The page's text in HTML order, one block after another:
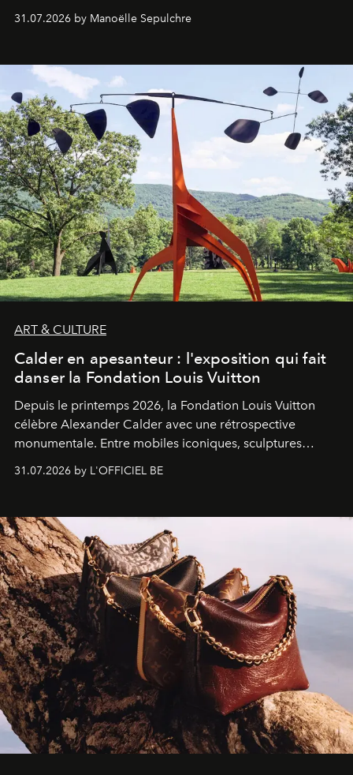
31.07.2026 by Manoëlle Sepulchre
ART & CULTURE
Calder en apesanteur : l'exposition qui fait
danser la Fondation Louis Vuitton
Depuis le printemps 2026, la Fondation Louis Vuitton
célèbre Alexander Calder avec une rétrospective
monumentale. Entre mobiles iconiques, sculptures
monumentales et poésie du mouvement, l'artiste
américain investit les espaces imaginés par Frank Gehry
sculpture.
31.07.2026 by L'OFFICIEL BE